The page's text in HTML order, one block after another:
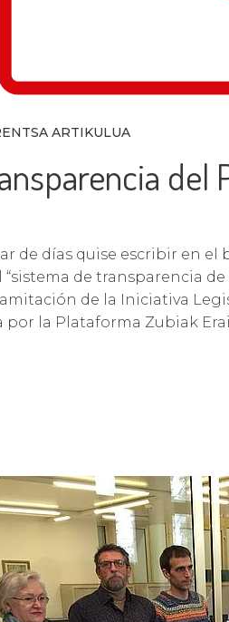
ARTIKULUA
del
de días quise escribir en el
de transparencia de
de la Iniciativa
por la Plataforma Zubiak